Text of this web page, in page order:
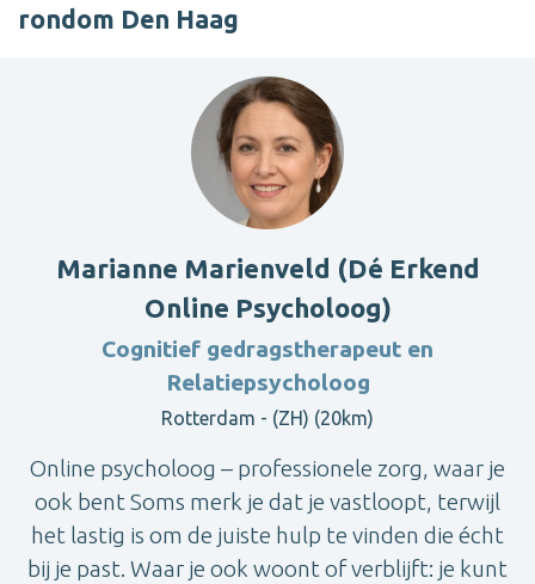
rondom Den Haag
Marianne Marienveld (Dé Erkend
Online Psycholoog)
Cognitief gedragstherapeut en
Relatiepsycholoog
Rotterdam - (ZH) (20km)
Online psycholoog – professionele zorg, waar je
ook bent Soms merk je dat je vastloopt, terwijl
het lastig is om de juiste hulp te vinden die écht
bij je past. Waar je ook woont of verblijft: je kunt